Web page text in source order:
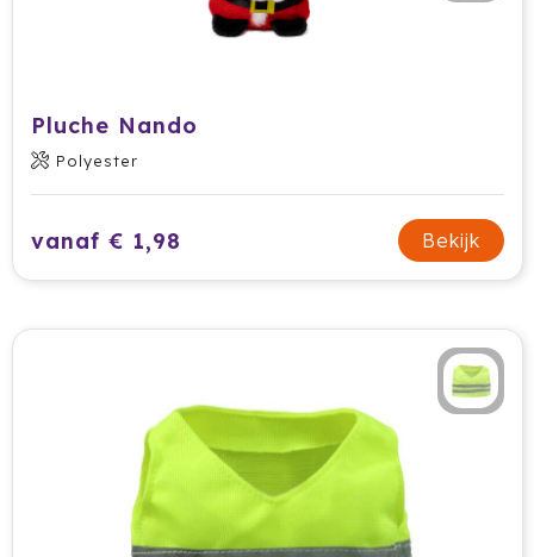
Pluche Nando
Polyester
vanaf € 1,98 Bekijk